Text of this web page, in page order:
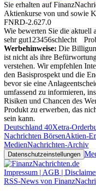
Sie erhalten auf
Aktienkurse von und sowie
FNRD-2.627.0
Wie bewerten Sie die aktuell
sehr gut1 23456schlecht
Werbehinweise: Die
ist nicht als ihre
verstehen. Wir empfehlen
den Basisprospekt und die
bevor sie eine
umfassend zu informieren,
Risiken und Chancen des
Produkt zu erwerben, das
sein kann.
Deutschland 40Xetra-
Nachrichten BörsenAktien-
MedienNachrichten-Archiv
Datenschutzeinstellungen
Impressum | AGB |
RSS-News von